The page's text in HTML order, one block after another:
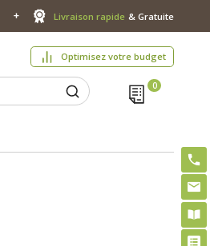
Livraison rapide & Gratuite
Optimisez votre budget